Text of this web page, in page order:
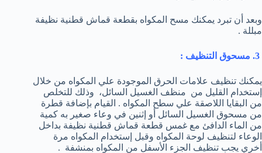
وبعد أن تبرد يمكنك مسح المكواه بقطعة قماش قطنية نظيفة
مبللة .
يمكنك تنظيف علامات الحرق الموجودة علي المكواه من خلال
إستخدام القليل من منظف الغسيل السائل، وذلك للتخلص
من البقايا اللاصقة علي سطح المكواه . القيام بإضافة قطرة
من مسحوق الغسيل السائل أو إثنين في وعاء صغير به كمية
من الماء الدافئ مع غمس قطعة قماش قطنية نظيفة بداخل
الوعاء لتنظيف لوحة المكواه وقبل إستخدام المكواه مرة
أخري يجب تنظيف الجزء الأسفل من المكواه بمنشفة .